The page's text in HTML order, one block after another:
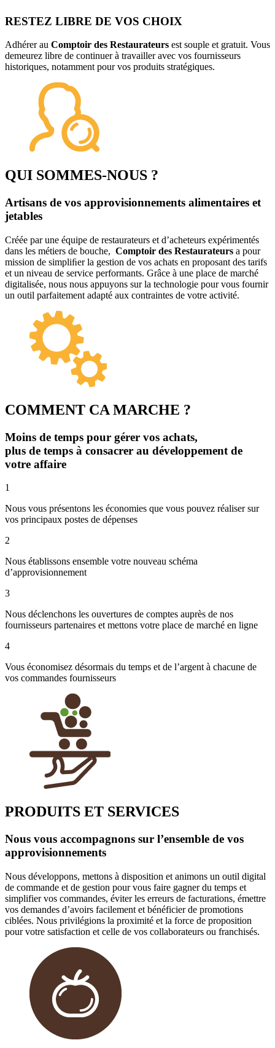
RESTEZ LIBRE DE VOS CHOIX
Adhérer au Comptoir des Restaurateurs est souple et gratuit. Vous
demeurez libre de continuer à travailler avec vos fournisseurs
historiques, notamment pour vos produits stratégiques.
QUI SOMMES-NOUS ?
Artisans de vos approvisionnements alimentaires et
jetables
Créée par une équipe de restaurateurs et d’acheteurs expérimentés
dans les métiers de bouche, Comptoir des Restaurateurs a pour
mission de simpliﬁer la gestion de vos achats en proposant des tarifs
et un niveau de service performants. Grâce à une place de marché
digitalisée, nous nous appuyons sur la technologie pour vous fournir
un outil parfaitement adapté aux contraintes de votre activité.
COMMENT CA MARCHE ?
Moins de temps pour gérer vos achats,
plus de temps à consacrer au développement de
votre affaire
1
Nous vous présentons les économies que vous pouvez réaliser sur
vos principaux postes de dépenses
2
Nous établissons ensemble votre nouveau schéma
d’approvisionnement
3
Nous déclenchons les ouvertures de comptes auprès de nos
fournisseurs partenaires et mettons votre place de marché en ligne
4
Vous économisez désormais du temps et de l’argent à chacune de
vos commandes fournisseurs
PRODUITS ET SERVICES
Nous vous accompagnons sur l’ensemble de vos
approvisionnements
Nous développons, mettons à disposition et animons un outil digital
de commande et de gestion pour vous faire gagner du temps et
simplifier vos commandes, éviter les erreurs de facturations, émettre
vos demandes d’avoirs facilement et bénéficier de promotions
ciblées. Nous privilégions la proximité et la force de proposition
pour votre satisfaction et celle de vos collaborateurs ou franchisés.